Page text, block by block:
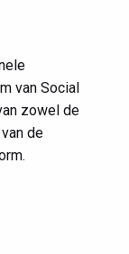
van Social
zowel de
de